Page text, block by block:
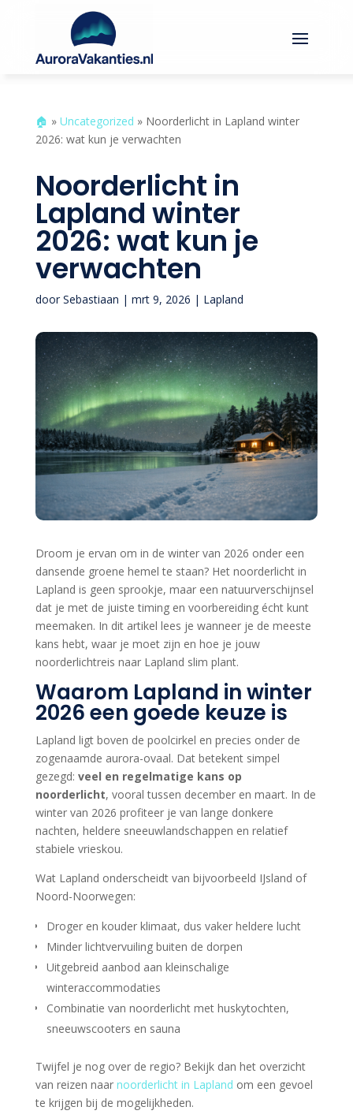
🏠︎ » Uncategorized » Noorderlicht in Lapland winter
2026: wat kun je verwachten
Noorderlicht in
Lapland winter
2026: wat kun je
verwachten
doorSebastiaan | mrt 9, 2026 | Lapland
Droom je ervan om in de winter van 2026 onder een
dansende groene hemel te staan? Het noorderlicht in
Lapland is geen sprookje, maar een natuurverschijnsel
dat je met de juiste timing en voorbereiding écht kunt
meemaken. In dit artikel lees je wanneer je de meeste
kans hebt, waar je moet zijn en hoe je jouw
noorderlichtreis naar Lapland slim plant.
Waarom Lapland in winter
2026 een goede keuze is
Lapland ligt boven de poolcirkel en precies onder de
zogenaamde aurora-ovaal. Dat betekent simpel
gezegd: veel en regelmatige kans op
noorderlicht, vooral tussen december en maart. In de
winter van 2026 profiteer je van lange donkere
nachten, heldere sneeuwlandschappen en relatief
stabiele vrieskou.
Wat Lapland onderscheidt van bijvoorbeeld IJsland of
Noord-Noorwegen:
Droger en kouder klimaat, dus vaker heldere lucht
Minder lichtvervuiling buiten de dorpen
Uitgebreid aanbod aan kleinschalige
winteraccommodaties
Combinatie van noorderlicht met huskytochten,
sneeuwscooters en sauna
Twijfel je nog over de regio? Bekijk dan het overzicht
van reizen naar noorderlicht in Lapland om een gevoel
te krijgen bij de mogelijkheden.